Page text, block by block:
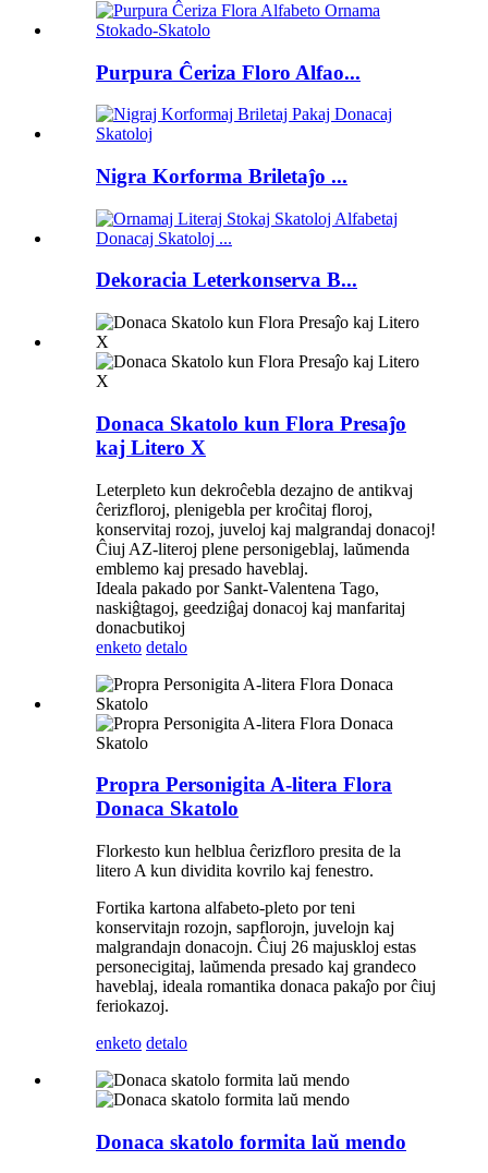
Purpura Ĉeriza Floro Alfao...
Nigra Korforma Briletaĵo ...
Dekoracia Leterkonserva B...
Donaca Skatolo kun Flora Presaĵo
kaj Litero X
Leterpleto kun dekroĉebla dezajno de antikvaj
ĉerizfloroj, plenigebla per kroĉitaj floroj,
konservitaj rozoj, juveloj kaj malgrandaj donacoj!
Ĉiuj AZ-literoj plene personigeblaj, laŭmenda
emblemo kaj presado haveblaj.
Ideala pakado por Sankt-Valentena Tago,
naskiĝtagoj, geedziĝaj donacoj kaj manfaritaj
donacbutikoj
enketo detalo
Propra Personigita A-litera Flora
Donaca Skatolo
Florkesto kun helblua ĉerizfloro presita de la
litero A kun dividita kovrilo kaj fenestro.
Fortika kartona alfabeto-pleto por teni
konservitajn rozojn, sapflorojn, juvelojn kaj
malgrandajn donacojn. Ĉiuj 26 majuskloj estas
personecigitaj, laŭmenda presado kaj grandeco
haveblaj, ideala romantika donaca pakaĵo por ĉiuj
feriokazoj.
enketo detalo
Donaca skatolo formita laŭ mendo